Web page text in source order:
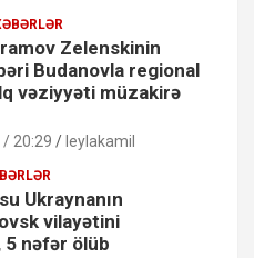
Zelenskinin
Budanovla regional
vəziyyəti müzakirə
20:29 leylakamil
Ukraynanın
vilayətini
5 nəfər ölüb